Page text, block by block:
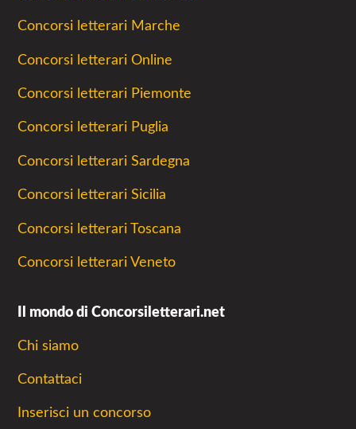
Concorsi letterari Marche
Concorsi letterari Online
Concorsi letterari Piemonte
Concorsi letterari Puglia
Concorsi letterari Sardegna
Concorsi letterari Sicilia
Concorsi letterari Toscana
Concorsi letterari Veneto
Il mondo di Concorsiletterari.net
Chi siamo
Contattaci
Inserisci un concorso